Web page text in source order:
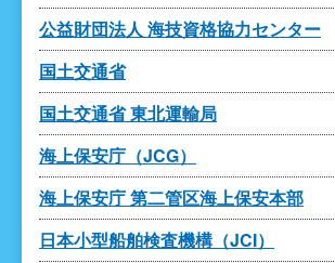
公益財団法人 海技資格協力センター
国土交通省
国土交通省 東北運輸局
海上保安庁（JCG）
海上保安庁 第二管区海上保安本部
日本小型船舶検査機構（JCI）